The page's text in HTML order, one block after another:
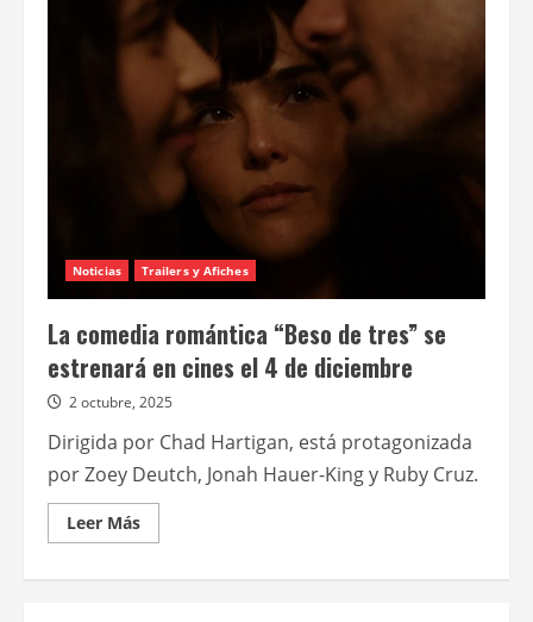
tres
Noticias Trailers y Afiches
La comedia romántica “Beso de tres” se
estrenará en cines el 4 de diciembre
2 octubre, 2025
Dirigida por Chad Hartigan, está protagonizada
por Zoey Deutch, Jonah Hauer-King y Ruby Cruz.
Leer MásLeer
más